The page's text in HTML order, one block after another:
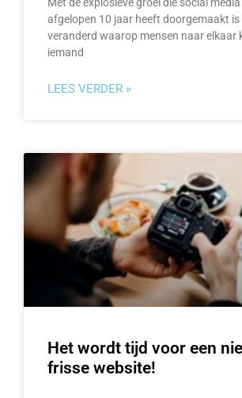
afgelopen 10 jaar heeft doorgemaakt is
veranderd waarop mensen naar elkaar
iemand
LEES VERDER »
Het wordt tijd voor een
frisse website!